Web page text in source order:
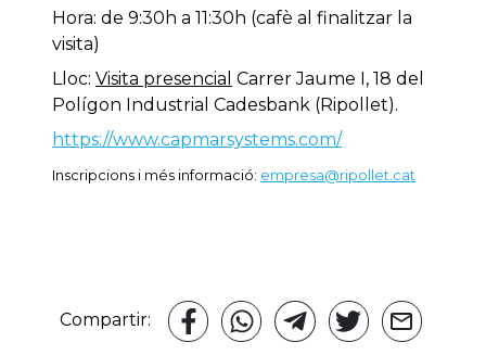
Hora: de 9:30h a 11:30h (cafè al finalitzar la
visita)
Lloc: Visita presencial Carrer Jaume I, 18 del
Polígon Industrial Cadesbank (Ripollet).
https://www.capmarsystems.com/
Inscripcions i més informació: empresa@ripollet.cat
Compartir: